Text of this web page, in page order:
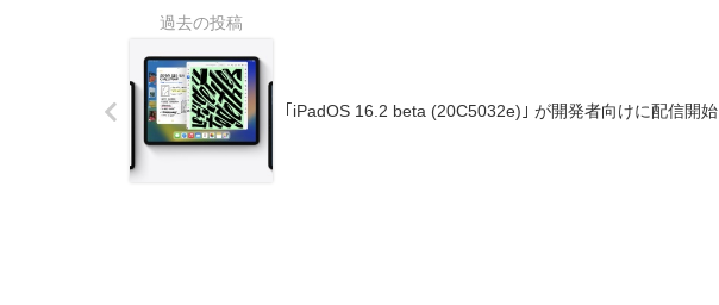
｢iPadOS 16.2 beta (20C5032e)｣ が開発者向けに配信開始